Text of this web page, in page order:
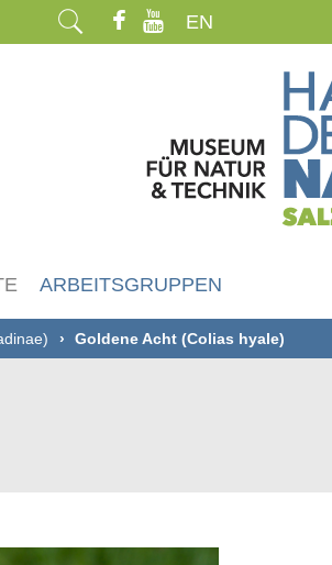
EN
ARBEITSGRUPPEN
Goldene Acht (Colias hyale)